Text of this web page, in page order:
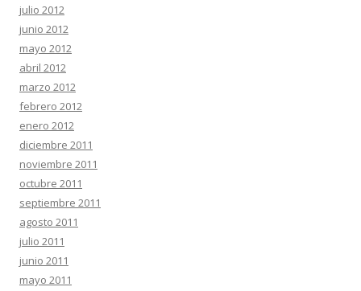
julio 2012
junio 2012
mayo 2012
abril 2012
marzo 2012
febrero 2012
enero 2012
diciembre 2011
noviembre 2011
octubre 2011
septiembre 2011
agosto 2011
julio 2011
junio 2011
mayo 2011